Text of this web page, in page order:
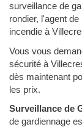
surveillance de
rondier, l'agent
incendie à
Vous vous
sécurité à
dès maintenant
les prix.
Surveillance de
de gardiennage